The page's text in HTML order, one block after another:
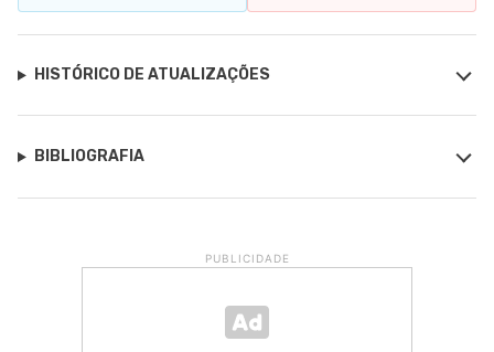
HISTÓRICO DE ATUALIZAÇÕES
BIBLIOGRAFIA
PUBLICIDADE